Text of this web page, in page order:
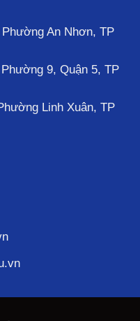
An Nhơn, TP
9, Quận 5, TP
Linh Xuân, TP